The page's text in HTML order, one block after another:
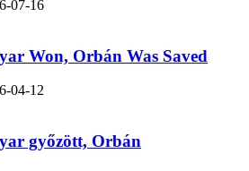
07-16
Won, Orbán Was Saved
04-12
győzött, Orbán